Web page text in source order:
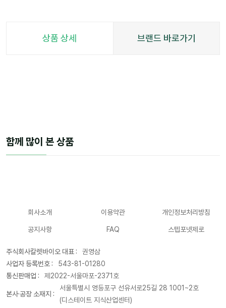
상품 상세 브랜드 바로가기
함께 많이 본 상품
회사소개 이용약관 개인정보처리방침
공지사항 FAQ 스텝포넷제로
주식회사칼렛바이오 대표 :
권영삼
사업자 등록번호 :
543-81-01280
통신판매업 :
제2022-서울마포-2371호
본사·공장 소재지 :
서울특별시 영등포구 선유서로25길 28 1001~2호
(디스테이트 지식산업센터)